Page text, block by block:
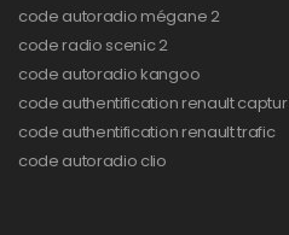
code autoradio mégane 2
code radio scenic 2
code autoradio kangoo
code authentification renault captur
code authentification renault trafic
code autoradio clio